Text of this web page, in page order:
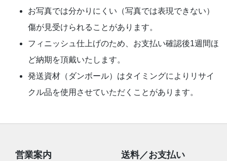
お写真では分かりにくい（写真では表現できない）
傷が見受けられることがあります。
フィニッシュ仕上げのため、お支払い確認後1週間ほ
ど納期を頂戴いたします。
発送資材（ダンボール）はタイミングによりリサイ
クル品を使用させていただくことがあります。
営業案内 送料／お支払い